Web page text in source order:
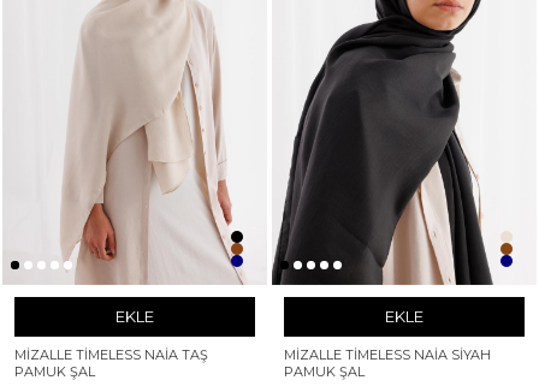
EKLE
MIZALLE TIMELESS NAIA TAŞ
PAMUK ŞAL
EKLE
MIZALLE TIMELESS NAIA SIYAH
PAMUK ŞAL